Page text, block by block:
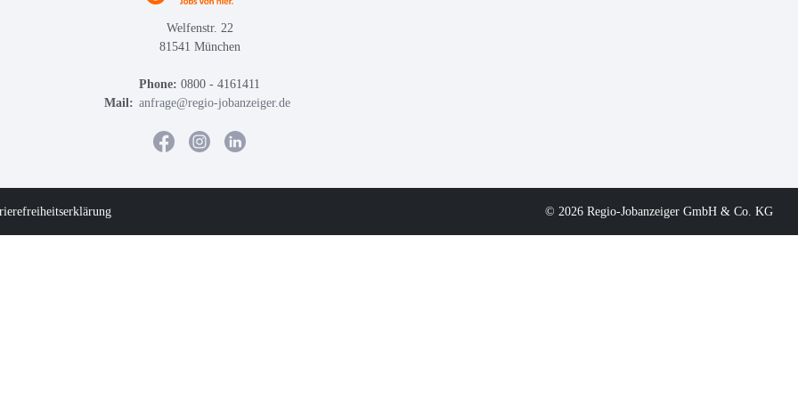
Welfenstr. 22
81541 München
Phone: 0800 - 4161411
Mail: anfrage@regio-jobanzeiger.de
© 2026 Regio-Jobanzeiger GmbH & Co. KG